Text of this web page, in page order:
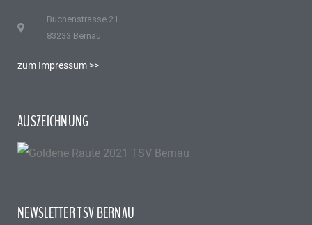
Buchenstrasse 21
83233 Bernau
zum Impressum >>
AUSZEICHNUNG
NEWSLETTER TSV BERNAU